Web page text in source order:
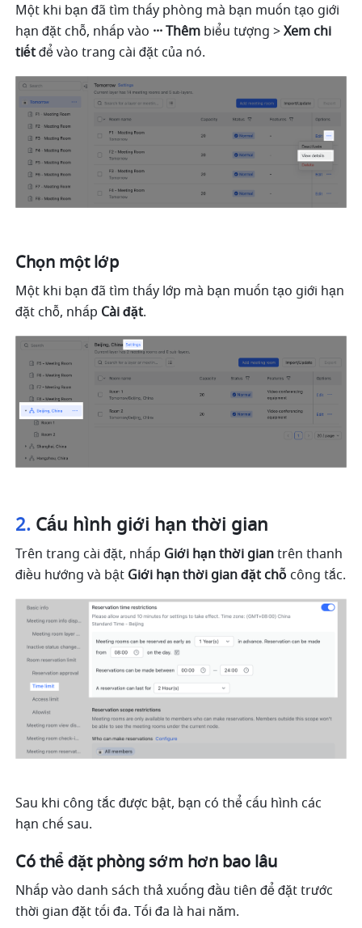
Một khi bạn đã tìm thấy phòng mà bạn muốn tạo giới
hạn đặt chỗ, nhấp vào ···Thêm biểu tượng > Xem chi
tiết để vào trang cài đặt của nó.
Chọn một lớp
Một khi bạn đã tìm thấy lớp mà bạn muốn tạo giới hạn
đặt chỗ, nhấp Cài đặt.
2. Cấu hình giới hạn thời gian
Trên trang cài đặt, nhấp Giới hạn thời gian trên thanh
điều hướng và bật Giới hạn thời gian đặt chỗ công tắc.
Sau khi công tắc được bật, bạn có thể cấu hình các
hạn chế sau.
Có thể đặt phòng sớm hơn bao lâu
Nhấp vào danh sách thả xuống đầu tiên để đặt trước
thời gian đặt tối đa. Tối đa là hai năm.